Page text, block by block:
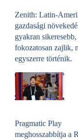
Zenith: Latin-
gazdasági
gyakran sikeresebb,
fokozatosan zajlik,
egyszerre történik.
Pragmatic Play
meghosszabbítja a